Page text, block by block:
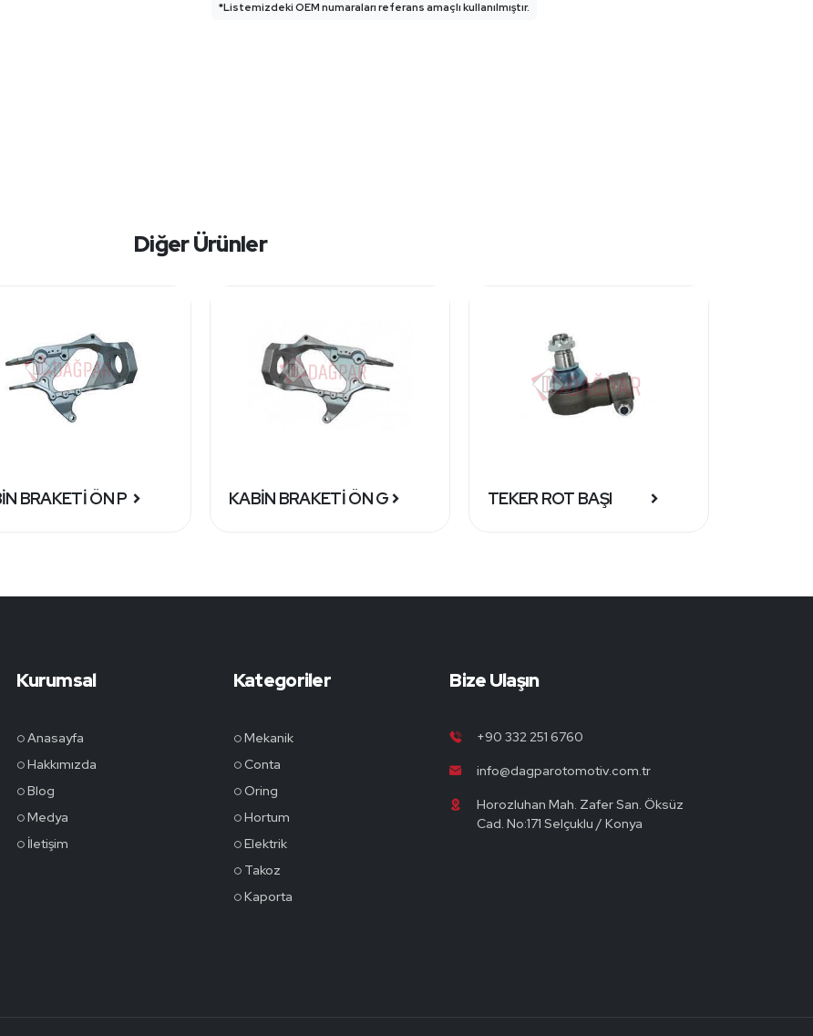
*Listemizdeki OEM numaraları referans amaçlı kullanılmıştır.
Diğer Ürünler
BRAKETİ ÖN P KABİN BRAKETİ ÖN G TEKER ROT BAŞI
Kurumsal
Anasayfa
Hakkımızda
Blog
Medya
İletişim
Kategoriler
Mekanik
Conta
Oring
Hortum
Elektrik
Takoz
Kaporta
Bize Ulaşın
+90 332 251 6760
info@dagparotomotiv.com.tr
Horozluhan Mah. Zafer San. Öksüz
Cad. No:171 Selçuklu / Konya